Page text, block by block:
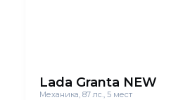
Lada Granta NEW
Механика, 87 лс., 5 мест